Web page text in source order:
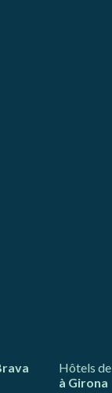
Hôtels
à Girona